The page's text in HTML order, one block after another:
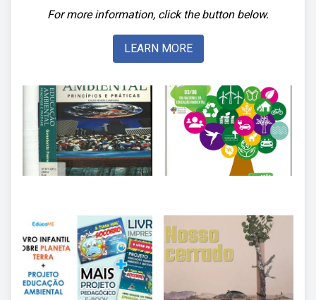
For more information, click the button below.
LEARN MORE